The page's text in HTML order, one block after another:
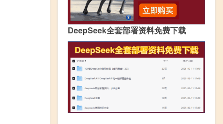
DeepSeek全套部署资料免费下载